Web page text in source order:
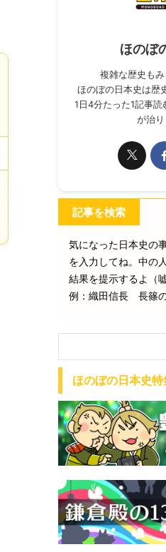
ほのぼ
複雑な歴史もみ
ほのぼの日本史は歴
1日4分たった1記事
が治り
記事を検索
気になった日本史の
を入力してね。中の
結果を提示するよ（嘘
例：織田信長 長篠
ほのぼの日本史特